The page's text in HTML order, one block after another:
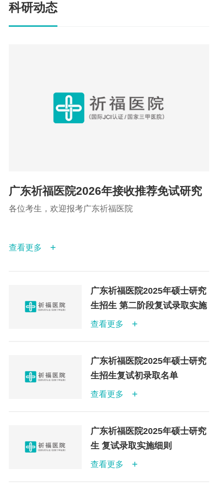
科研动态
广东祈福医院2026年接收推荐免试研究
生招生复试录取实施细则
各位考生，欢迎报考广东祈福医院
查看更多
广东祈福医院2025年硕士研究
生招生 第二阶段复试录取实施
细则
查看更多
广东祈福医院2025年硕士研究
生招生复试初录取名单
查看更多
广东祈福医院2025年硕士研究
生 复试录取实施细则
查看更多